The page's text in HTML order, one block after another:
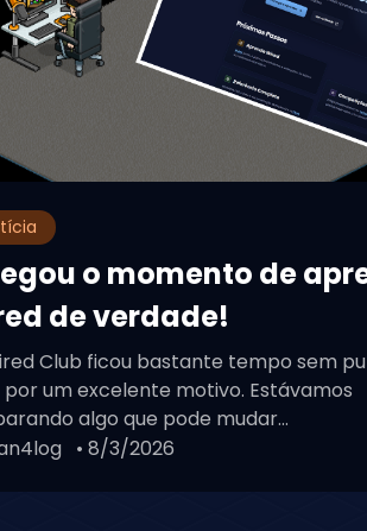
o momento de
de verdade!
Club ficou bastante tempo sem
por um excelente motivo. Estávamos
algo que pode mudar...
• 8/3/2026